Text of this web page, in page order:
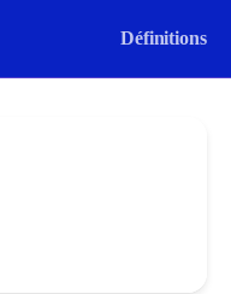
Définitions